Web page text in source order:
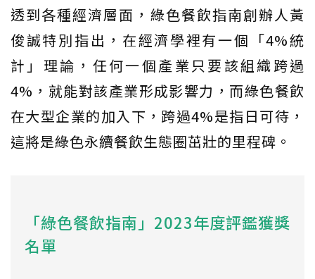
透到各種經濟層面，綠色餐飲指南創辦人黃
俊誠特別指出，在經濟學裡有一個「4%統
計」理論，任何一個產業只要該組織跨過
4%，就能對該產業形成影響力，而綠色餐飲
在大型企業的加入下，跨過4%是指日可待，
這將是綠色永續餐飲生態圈茁壯的里程碑。
「綠色餐飲指南」2023年度評鑑獲獎
名單